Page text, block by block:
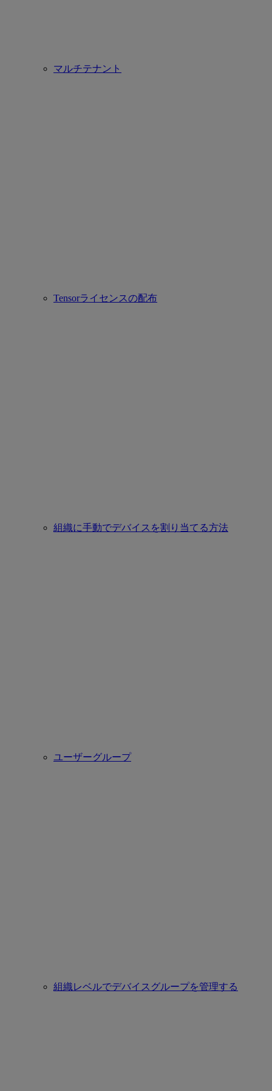
マルチテナント
Tensorライセンスの配布
組織に手動でデバイスを割り当てる方法
ユーザーグループ
組織レベルでデバイスグループを管理する